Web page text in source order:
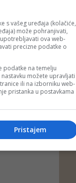
s vašeg uređaja (kolačiće,
može pohranjivati,
ova web-
precizne podatke o
podatke na temelju
možete upravljati
ili na izborniku web-
pristanka u postavkama
Pristajem